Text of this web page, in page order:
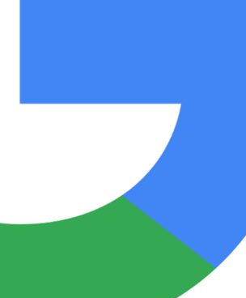
Cadena 3